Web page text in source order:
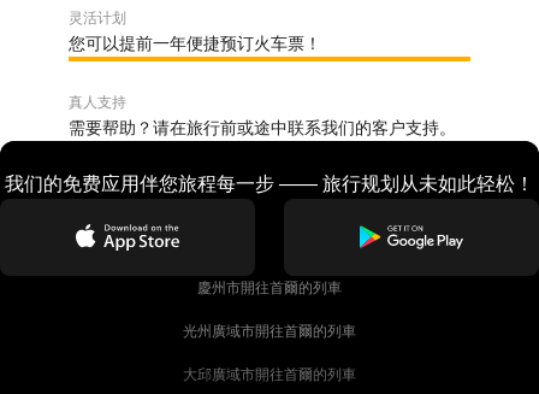
灵活计划
您可以提前一年便捷预订火车票！
真人支持
需要帮助？请在旅行前或途中联系我们的客户支持。
我们的免费应用伴您旅程每一步 —— 旅行规划从未如此轻松！
慶州市開往首爾的列車
光州廣域市開往首爾的列車
大邱廣域市開往首爾的列車